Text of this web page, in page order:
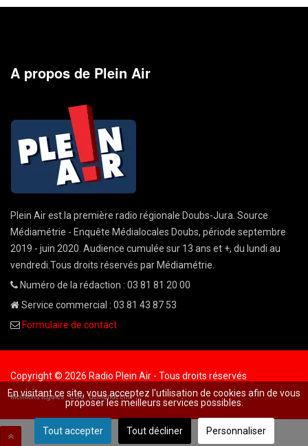
A propos de Plein Air
Plein Air est la première radio régionale Doubs-Jura. Source
Médiamétrie - Enquête Médialocales Doubs, période septembre
2019 - juin 2020. Audience cumulée sur 13 ans et +, du lundi au
vendredi.Tous droits réservés par Médiamétrie.
Numéro de la rédaction : 03 81 81 20 00
Service commercial : 03 81 43 87 53
Formulaire de contact
Copyright © 2026 Radio Plein Air - Tous droits réservés
Mentions légales CGU demande cnil
En visitant ce site, vous acceptez l'utilisation de cookies afin de vous
proposer les meilleurs services possibles.
Tout accepter Tout décliner Personnaliser